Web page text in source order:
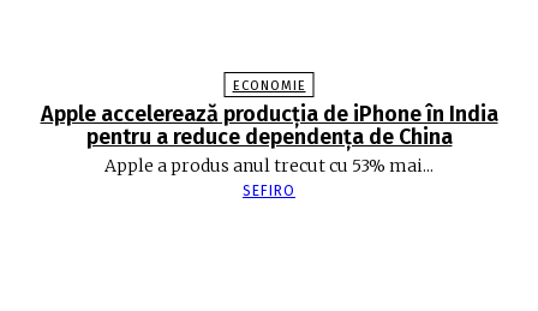
ECONOMIE
Apple accelerează producția de iPhone în India
pentru a reduce dependența de China
Apple a produs anul trecut cu 53% mai...
SEFIRO